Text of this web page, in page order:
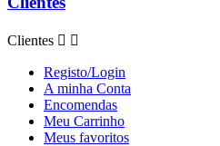
Clientes  
Registo/Login
A minha Conta
Encomendas
Meu Carrinho
Meus favoritos